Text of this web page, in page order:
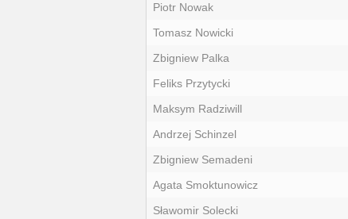
Piotr Nowak
Tomasz Nowicki
Zbigniew Palka
Feliks Przytycki
Maksym Radziwill
Andrzej Schinzel
Zbigniew Semadeni
Agata Smoktunowicz
Sławomir Solecki